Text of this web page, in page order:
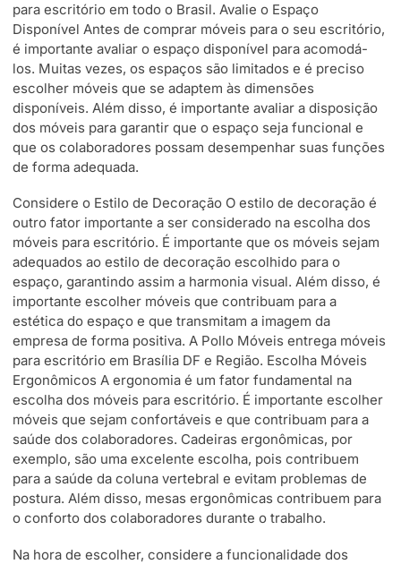
para escritório em todo o Brasil. Avalie o Espaço
Disponível Antes de comprar móveis para o seu escritório,
é importante avaliar o espaço disponível para acomodá-
los. Muitas vezes, os espaços são limitados e é preciso
escolher móveis que se adaptem às dimensões
disponíveis. Além disso, é importante avaliar a disposição
dos móveis para garantir que o espaço seja funcional e
que os colaboradores possam desempenhar suas funções
de forma adequada.
Considere o Estilo de Decoração O estilo de decoração é
outro fator importante a ser considerado na escolha dos
móveis para escritório. É importante que os móveis sejam
adequados ao estilo de decoração escolhido para o
espaço, garantindo assim a harmonia visual. Além disso, é
importante escolher móveis que contribuam para a
estética do espaço e que transmitam a imagem da
empresa de forma positiva. A Pollo Móveis entrega móveis
para escritório em Brasília DF e Região. Escolha Móveis
Ergonômicos A ergonomia é um fator fundamental na
escolha dos móveis para escritório. É importante escolher
móveis que sejam confortáveis e que contribuam para a
saúde dos colaboradores. Cadeiras ergonômicas, por
exemplo, são uma excelente escolha, pois contribuem
para a saúde da coluna vertebral e evitam problemas de
postura. Além disso, mesas ergonômicas contribuem para
o conforto dos colaboradores durante o trabalho.
Na hora de escolher, considere a funcionalidade dos